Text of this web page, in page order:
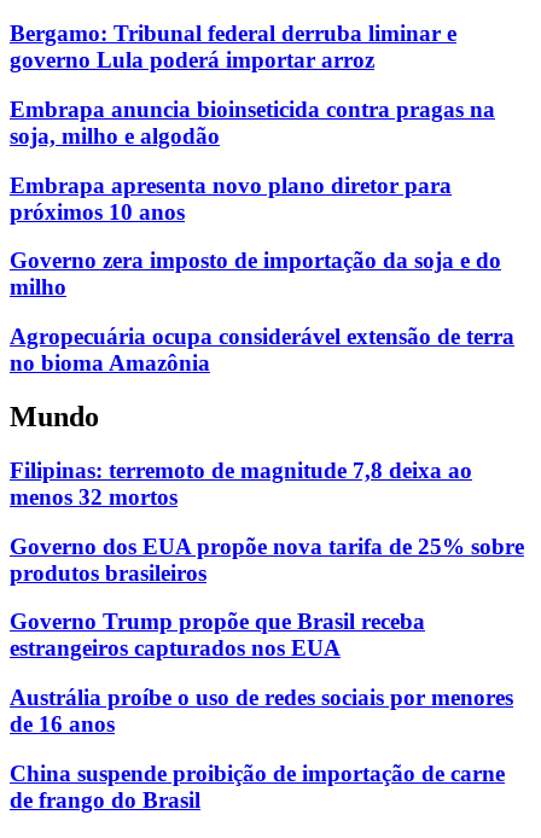
Bergamo: Tribunal federal derruba liminar e
governo Lula poderá importar arroz
Embrapa anuncia bioinseticida contra pragas na
soja, milho e algodão
Embrapa apresenta novo plano diretor para
próximos 10 anos
Governo zera imposto de importação da soja e do
milho
Agropecuária ocupa considerável extensão de terra
no bioma Amazônia
Mundo
Filipinas: terremoto de magnitude 7,8 deixa ao
menos 32 mortos
Governo dos EUA propõe nova tarifa de 25% sobre
produtos brasileiros
Governo Trump propõe que Brasil receba
estrangeiros capturados nos EUA
Austrália proíbe o uso de redes sociais por menores
de 16 anos
China suspende proibição de importação de carne
de frango do Brasil